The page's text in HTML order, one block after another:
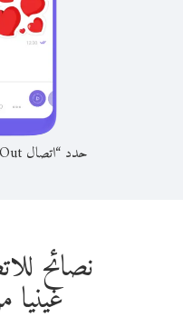
حدد “اتصال Viber Out” من عنوان المحادثة
نصائح
غينيا